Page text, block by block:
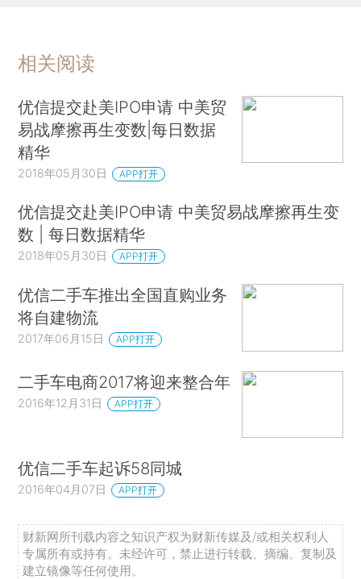
相关阅读
优信提交赴美IPO申请 中美贸
易战摩擦再生变数|每日数据
精华
2018年05月30日 APP打开
优信提交赴美IPO申请 中美贸易战摩擦再生变
数 | 每日数据精华
2018年05月30日 APP打开
优信二手车推出全国直购业务
将自建物流
2017年06月15日 APP打开
二手车电商2017将迎来整合年
2016年12月31日 APP打开
优信二手车起诉58同城
2016年04月07日 APP打开
财新网所刊载内容之知识产权为财新传媒及/或相关权利人
专属所有或持有。未经许可，禁止进行转载、摘编、复制及
建立镜像等任何使用。